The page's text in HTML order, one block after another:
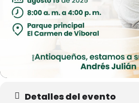
Detalles del evento